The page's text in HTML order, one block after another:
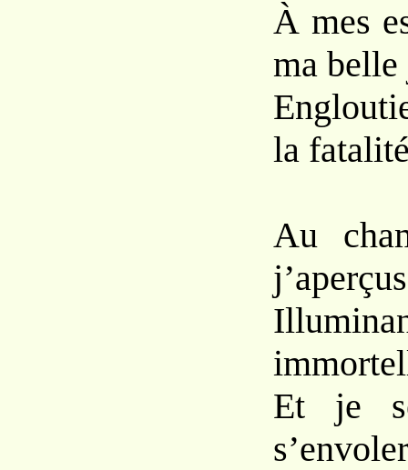
À mes
ma belle
la
Au
Et je